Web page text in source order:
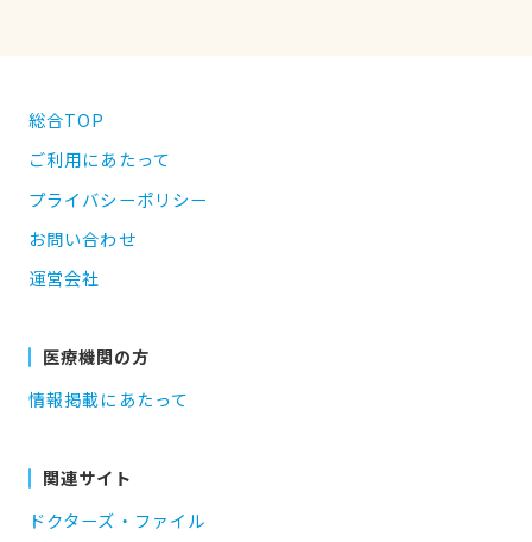
総合TOP
ご利用にあたって
プライバシーポリシー
お問い合わせ
運営会社
医療機関の方
情報掲載にあたって
関連サイト
ドクターズ・ファイル